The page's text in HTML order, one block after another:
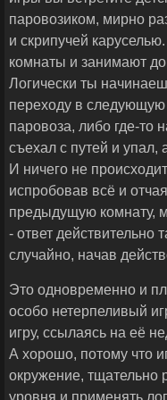
паровозиком, мирно
и скрипучей
комнаты и занимают
Логически ты
переходу в следующую
паровоза, либо где-то
съехал с путей и упал,
И ничего не
испробовав всё и
предыдущую комнату,
- ответ действительно
случайно, начав
Это одновременно и
особо нетерпеливый
игру, ссылаясь на её
А хорошо, потому что
окружение, тщательно